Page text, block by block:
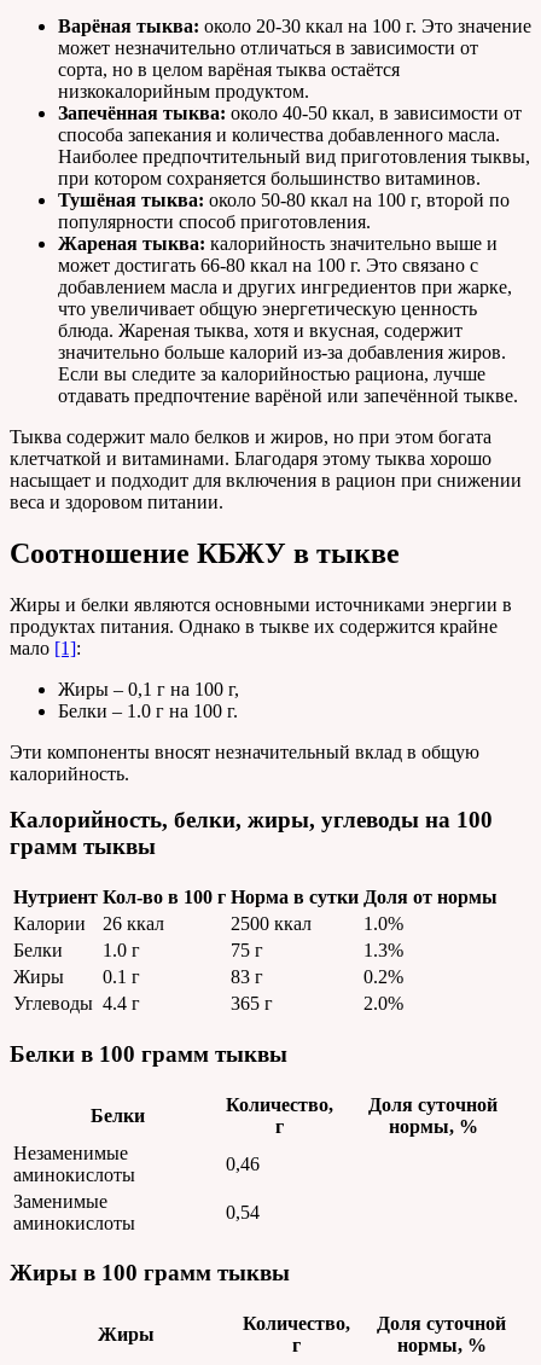
Варёная тыква: около 20-30 ккал на 100 г. Это значение
может незначительно отличаться в зависимости от
сорта, но в целом варёная тыква остаётся
низкокалорийным продуктом.
Запечённая тыква: около 40-50 ккал, в зависимости от
способа запекания и количества добавленного масла.
Наиболее предпочтительный вид приготовления тыквы,
при котором сохраняется большинство витаминов.
Тушёная тыква: около 50-80 ккал на 100 г, второй по
популярности способ приготовления.
Жареная тыква: калорийность значительно выше и
может достигать 66-80 ккал на 100 г. Это связано с
добавлением масла и других ингредиентов при жарке,
что увеличивает общую энергетическую ценность
блюда. Жареная тыква, хотя и вкусная, содержит
значительно больше калорий из-за добавления жиров.
Если вы следите за калорийностью рациона, лучше
отдавать предпочтение варёной или запечённой тыкве.
Тыква содержит мало белков и жиров, но при этом богата
клетчаткой и витаминами. Благодаря этому тыква хорошо
насыщает и подходит для включения в рацион при снижении
веса и здоровом питании.
Соотношение КБЖУ в тыкве
Жиры и белки являются основными источниками энергии в
продуктах питания. Однако в тыкве их содержится крайне
мало [1]:
Жиры – 0,1 г на 100 г,
Белки – 1.0 г на 100 г.
Эти компоненты вносят незначительный вклад в общую
калорийность.
Калорийность, белки, жиры, углеводы на 100
грамм тыквы
Нутриент Кол-во в 100 г Норма в сутки Доля от нормы
Калории
26 ккал 2500 ккал
1.0%
Белки
1.0 г 75 г
1.3%
Жиры
0.1 г 83 г
0.2%
Углеводы 4.4 г 365 г 2.0%
Белки в 100 грамм тыквы
Белки
Количество,
г
Доля суточной
нормы, %
Незаменимые
аминокислоты
0,46
Заменимые
аминокислоты
0,54
Жиры в 100 грамм тыквы
Жиры
Количество,
г
Доля суточной
нормы, %